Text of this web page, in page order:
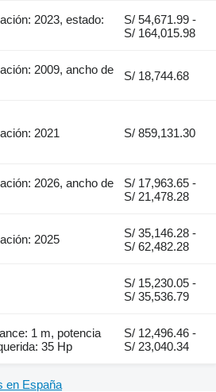
2023, estado:
S/ 54,671.99 -
S/ 164,015.98
2009, ancho de
S/ 18,744.68
2021 S/ 859,131.30
2026, ancho de
S/ 17,963.65 -
S/ 21,478.28
2025
S/ 35,146.28 -
S/ 62,482.28
S/ 15,230.05 -
S/ 35,536.79
1 m, potencia
35 Hp
S/ 12,496.46 -
S/ 23,040.34
en España